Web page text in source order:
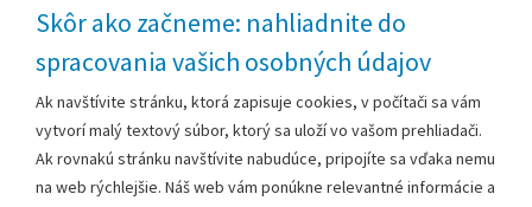
Skôr ako začneme: nahliadnite do
spracovania vašich osobných údajov
Ak navštívite stránku, ktorá zapisuje cookies, v počítači sa vám
vytvorí malý textový súbor, ktorý sa uloží vo vašom prehliadači.
Ak rovnakú stránku navštívite nabudúce, pripojíte sa vďaka nemu
na web rýchlejšie. Náš web vám ponúkne relevantné informácie a
Technická podpora
Mestský úrad Leopoldov
Hlohovská cesta 1818/2A